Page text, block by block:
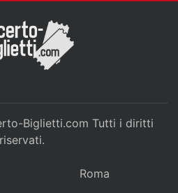
Biglietti.com Tutti i diritti
riservati.
Roma